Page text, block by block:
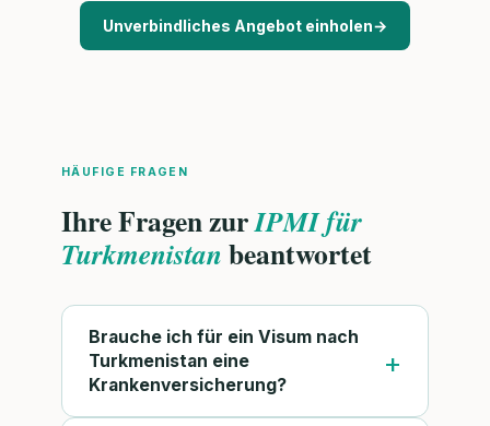
Unverbindliches Angebot einholen→
HÄUFIGE FRAGEN
Ihre Fragen zurIPMI für
Turkmenistanbeantwortet
Brauche ich für ein Visum nach
Turkmenistan eine
Krankenversicherung?